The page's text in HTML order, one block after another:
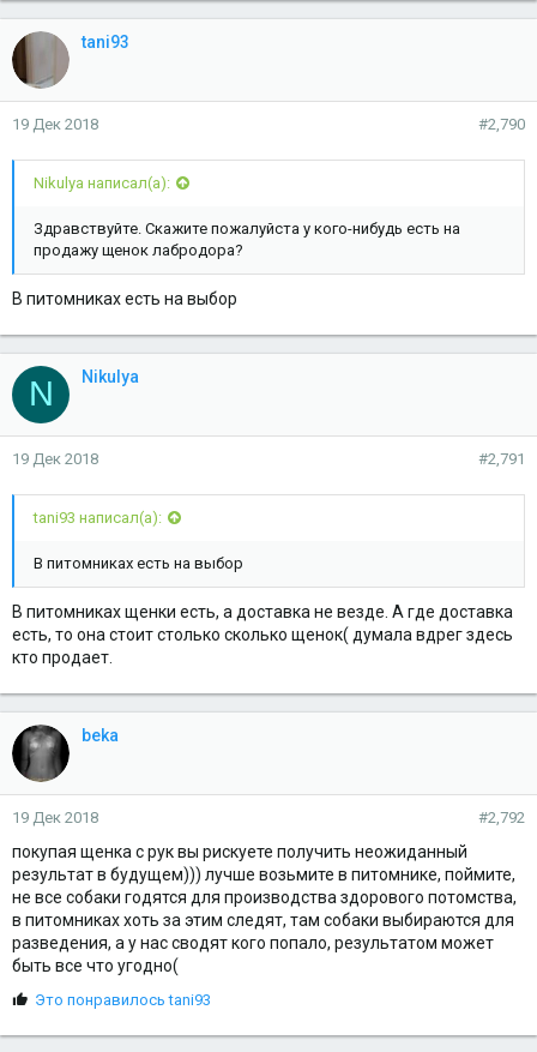
tani93
19 Дек 2018 #2,790
Nikulya написал(а):
Здравствуйте. Скажите пожалуйста у кого-нибудь есть на
продажу щенок лабродора?
В питомниках есть на выбор
N Nikulya
19 Дек 2018 #2,791
tani93 написал(а):
В питомниках есть на выбор
В питомниках щенки есть, а доставка не везде. А где доставка
есть, то она стоит столько сколько щенок( думала вдрег здесь
кто продает.
beka
19 Дек 2018 #2,792
покупая щенка с рук вы рискуете получить неожиданный
результат в будущем))) лучше возьмите в питомнике, поймите,
не все собаки годятся для производства здорового потомства,
в питомниках хоть за этим следят, там собаки выбираются для
разведения, а у нас сводят кого попало, результатом может
быть все что угодно(
С
м
Это понравилосьtani93